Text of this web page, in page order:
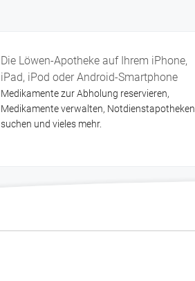
Die Löwen-Apotheke auf Ihrem iPhone,
iPad, iPod oder Android-Smartphone
Medikamente zur Abholung reservieren,
Medikamente verwalten, Notdienstapotheken
suchen und vieles mehr.